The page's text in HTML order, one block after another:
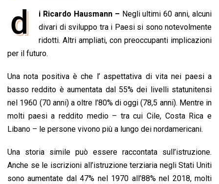
e
o
k
a
t
s
p
n
k
e
n
r
e
a
a
i
l
p
y
L
k
i
n
t
d i Ricardo Hausmann – Negli ultimi 60 anni, alcuni
divari di sviluppo tra i Paesi si sono notevolmente
ridotti. Altri ampliati, con preoccupanti implicazioni
per il futuro.
Una nota positiva è che l’ aspettativa di vita nei paesi a
basso reddito è aumentata dal 55% dei livelli statunitensi
nel 1960 (70 anni) a oltre l’80% di oggi (78,5 anni). Mentre in
molti paesi a reddito medio – tra cui Cile, Costa Rica e
Libano – le persone vivono più a lungo dei nordamericani.
Una storia simile può essere raccontata sull’istruzione.
Anche se le iscrizioni all’istruzione terziaria negli Stati Uniti
sono aumentate dal 47% nel 1970 all’88% nel 2018, molti